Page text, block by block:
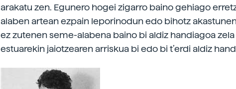
arakatu zen. Egunero hogei zigarro baino gehiago
alaben artean ezpain leporinodun edo bihotz
ez zutenen seme-alabena baino bi aldiz handiagoa
estuarekin jaiotzearen arriskua bi edo bi t’erdi aldiz